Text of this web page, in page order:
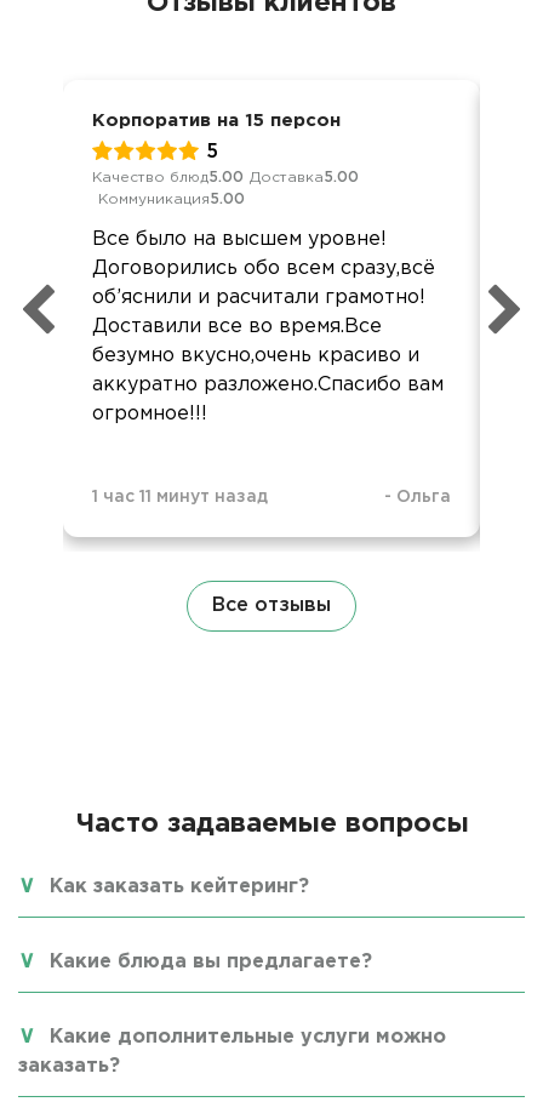
Корпоратив на 15 персон
5
Качество блюд5.00 Доставка5.00
Коммуникация5.00
Все было на высшем уровне!
Договорились обо всем сразу,всё
об’яснили и расчитали грамотно!
Доставили все во время.Все
безумно вкусно,очень красиво и
аккуратно разложено.Спасибо вам
огромное!!!
1 час 11 минут назад - Ольга
Все отзывы
Часто задаваемые вопросы
Как заказать кейтеринг?
Какие блюда вы предлагаете?
Какие дополнительные услуги можно
заказать?